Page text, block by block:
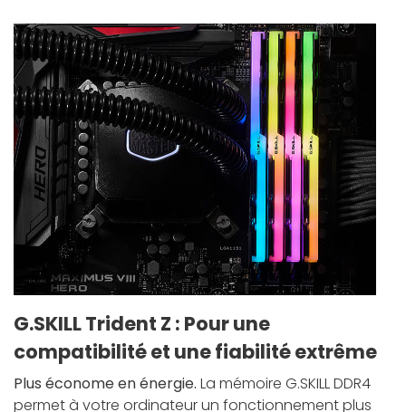
G.SKILL Trident Z : Pour une
compatibilité et une fiabilité extrême
Plus économe en énergie. La mémoire G.SKILL DDR4
permet à votre ordinateur un fonctionnement plus